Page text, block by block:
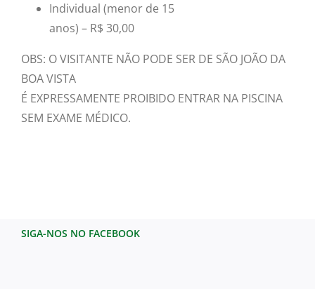
Individual (menor de 15
anos) – R$ 30,00
OBS: O VISITANTE NÃO PODE SER DE SÃO JOÃO DA
BOA VISTA
É EXPRESSAMENTE PROIBIDO ENTRAR NA PISCINA
SEM EXAME MÉDICO.
SIGA-NOS NO FACEBOOK